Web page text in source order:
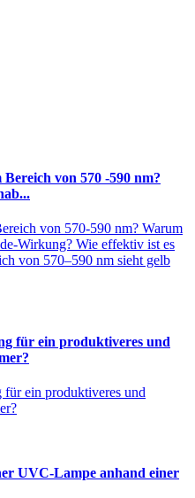
von 570 -590 nm?
von 570-590 nm? Warum
Wirkung? ​​Wie effektiv ist es
von 570–590 nm sieht gelb
für ein produktiveres und
ein produktiveres und
UVC-Lampe anhand einer